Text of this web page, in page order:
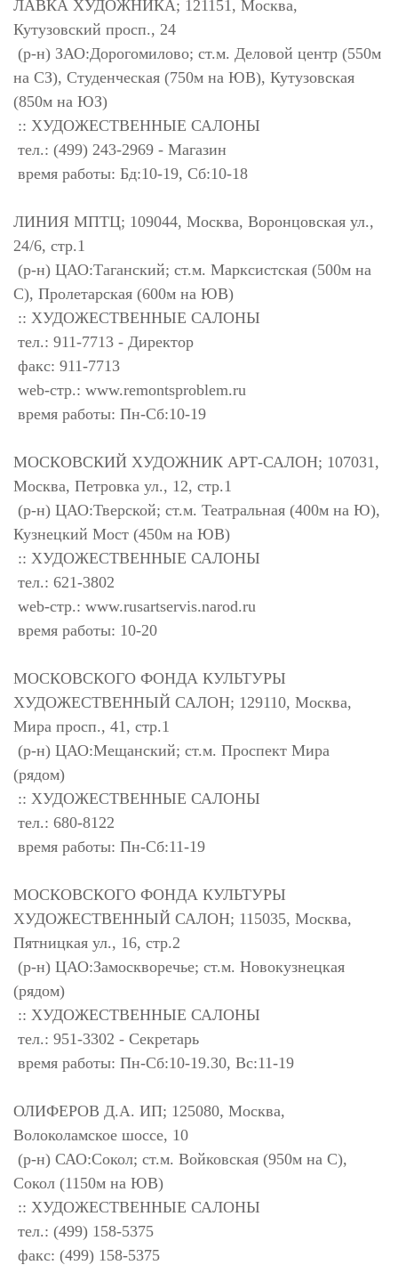
ЛАВКА ХУДОЖНИКА; 121151, Москва,
Кутузовский просп., 24
(р-н) ЗАО:Дорогомилово; ст.м. Деловой центр (550м
на СЗ), Студенческая (750м на ЮВ), Кутузовская
(850м на ЮЗ)
:: ХУДОЖЕСТВЕННЫЕ САЛОНЫ
тел.: (499) 243-2969 - Магазин
время работы: Бд:10-19, Сб:10-18
ЛИНИЯ МПТЦ; 109044, Москва, Воронцовская ул.,
24/6, стр.1
(р-н) ЦАО:Таганский; ст.м. Марксистская (500м на
С), Пролетарская (600м на ЮВ)
:: ХУДОЖЕСТВЕННЫЕ САЛОНЫ
тел.: 911-7713 - Директор
факс: 911-7713
web-стр.: www.remontsproblem.ru
время работы: Пн-Сб:10-19
МОСКОВСКИЙ ХУДОЖНИК АРТ-САЛОН; 107031,
Москва, Петровка ул., 12, стр.1
(р-н) ЦАО:Тверской; ст.м. Театральная (400м на Ю),
Кузнецкий Мост (450м на ЮВ)
:: ХУДОЖЕСТВЕННЫЕ САЛОНЫ
тел.: 621-3802
web-стр.: www.rusartservis.narod.ru
время работы: 10-20
МОСКОВСКОГО ФОНДА КУЛЬТУРЫ
ХУДОЖЕСТВЕННЫЙ САЛОН; 129110, Москва,
Мира просп., 41, стр.1
(р-н) ЦАО:Мещанский; ст.м. Проспект Мира
(рядом)
:: ХУДОЖЕСТВЕННЫЕ САЛОНЫ
тел.: 680-8122
время работы: Пн-Сб:11-19
МОСКОВСКОГО ФОНДА КУЛЬТУРЫ
ХУДОЖЕСТВЕННЫЙ САЛОН; 115035, Москва,
Пятницкая ул., 16, стр.2
(р-н) ЦАО:Замоскворечье; ст.м. Новокузнецкая
(рядом)
:: ХУДОЖЕСТВЕННЫЕ САЛОНЫ
тел.: 951-3302 - Секретарь
время работы: Пн-Сб:10-19.30, Вс:11-19
ОЛИФЕРОВ Д.А. ИП; 125080, Москва,
Волоколамское шоссе, 10
(р-н) САО:Сокол; ст.м. Войковская (950м на С),
Сокол (1150м на ЮВ)
:: ХУДОЖЕСТВЕННЫЕ САЛОНЫ
тел.: (499) 158-5375
факс: (499) 158-5375